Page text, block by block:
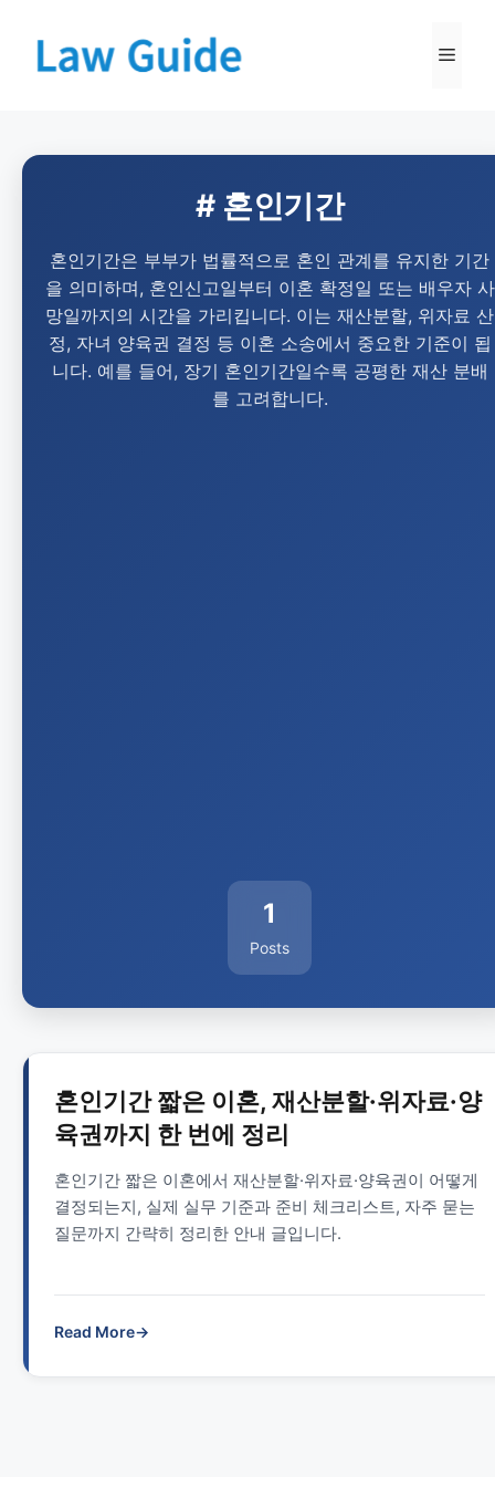
# 혼인기간
혼인기간은 부부가 법률적으로 혼인 관계를 유지한 기간
을 의미하며, 혼인신고일부터 이혼 확정일 또는 배우자 사
망일까지의 시간을 가리킵니다. 이는 재산분할, 위자료 산
정, 자녀 양육권 결정 등 이혼 소송에서 중요한 기준이 됩
니다. 예를 들어, 장기 혼인기간일수록 공평한 재산 분배
를 고려합니다.
1
Posts
혼인기간 짧은 이혼, 재산분할·위자료·양
육권까지 한 번에 정리
혼인기간 짧은 이혼에서 재산분할·위자료·양육권이 어떻게
결정되는지, 실제 실무 기준과 준비 체크리스트, 자주 묻는
질문까지 간략히 정리한 안내 글입니다.
Read More→